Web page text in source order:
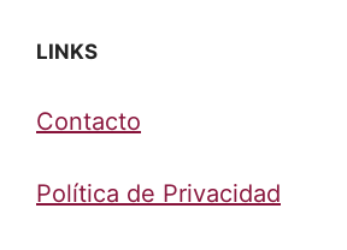
LINKS
Contacto
Política de Privacidad